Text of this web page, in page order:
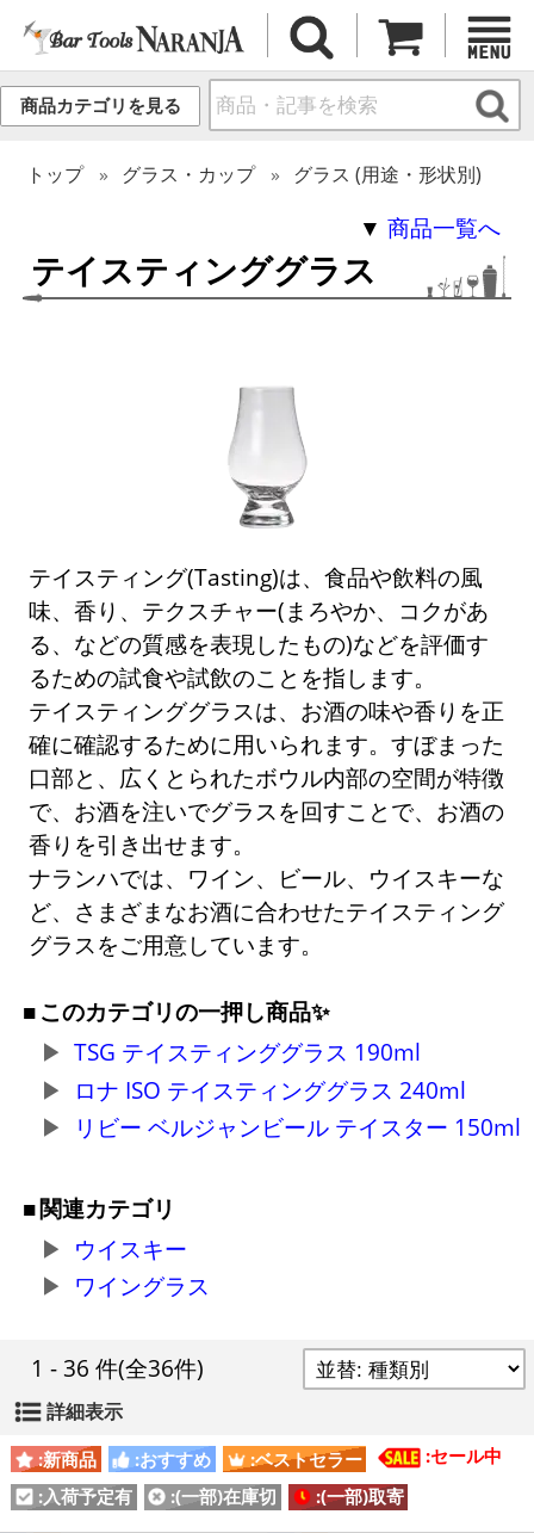
商品カテゴリを見る
トップ グラス・カップ グラス (用途・形状別)
テイスティンググラス
▼商品一覧へ
テイスティング(Tasting)は、食品や飲料の風
味、香り、テクスチャー(まろやか、コクがあ
る、などの質感を表現したもの)などを評価す
るための試食や試飲のことを指します。
テイスティンググラスは、お酒の味や香りを正
確に確認するために用いられます。すぼまった
口部と、広くとられたボウル内部の空間が特徴
で、お酒を注いでグラスを回すことで、お酒の
香りを引き出せます。
ナランハでは、ワイン、ビール、ウイスキーな
ど、さまざまなお酒に合わせたテイスティング
グラスをご用意しています。
このカテゴリの一押し商品✨
TSG テイスティンググラス 190ml
ロナ ISO テイスティンググラス 240ml
リビー ベルジャンビール テイスター 150ml
関連カテゴリ
ウイスキー
ワイングラス
1 - 36 件(全36件)
詳細表示
:新商品 :おすすめ :ベストセラー
:セール中
:入荷予定有
:(一部)在庫切 :(一部)取寄